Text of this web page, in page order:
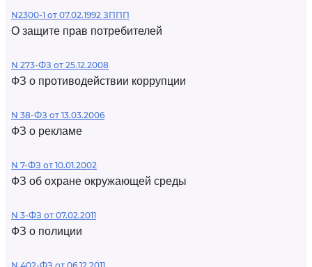
N2300-1 от 07.02.1992 ЗППП
О защите прав потребителей
N 273-ФЗ от 25.12.2008
ФЗ о противодействии коррупции
N 38-ФЗ от 13.03.2006
ФЗ о рекламе
N 7-ФЗ от 10.01.2002
ФЗ об охране окружающей среды
N 3-ФЗ от 07.02.2011
ФЗ о полиции